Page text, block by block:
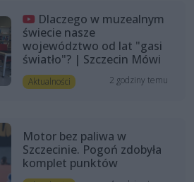
Dlaczego w muzealnym
świecie nasze
województwo od lat "gasi
światło"? | Szczecin Mówi
Aktualności 2 godziny temu
Motor bez paliwa w
Szczecinie. Pogoń zdobyła
komplet punktów